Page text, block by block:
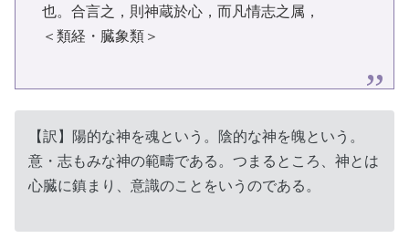
也。合言之，則神蔵於心，而凡情志之属，
＜類経・臓象類＞
【訳】陽的な神を魂という。陰的な神を魄という。
意・志もみな神の範疇である。つまるところ、神とは
心臓に鎮まり、意識のことをいうのである。